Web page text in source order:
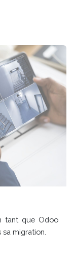
tant que Odoo
migration.